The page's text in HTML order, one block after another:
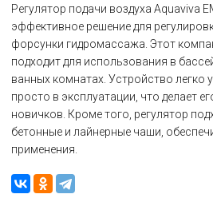
Регулятор подачи воздуха Aquaviva
эффективное решение для
форсунки гидромассажа. Этот
подходит для использования в
ванных комнатах. Устройство легко
просто в эксплуатации, что делает
новичков. Кроме того, регулятор
бетонные и лайнерные чаши,
применения.